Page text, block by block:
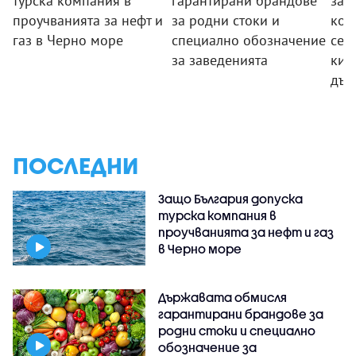
проучванията за нефт и
газ в Черно море
за родни стоки и
специално обозначение
за заведенията
ПОСЛЕДНИ
Защо България допуска
турска компания в
проучванията за нефт и газ
в Черно море
Държавата обмисля
гарантирани брандове за
родни стоки и специално
обозначение за